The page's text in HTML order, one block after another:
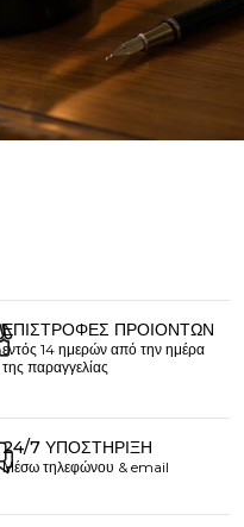
ΕΠΙΣΤΡΟΦΈΣ ΠΡΟΙΌΝΤΩΝ
εντός 14 ημερών από την ημέρα
της παραγγελίας
24/7 ΥΠΟΣΤΉΡΙΞΗ
Μέσω τηλεφώνου & email